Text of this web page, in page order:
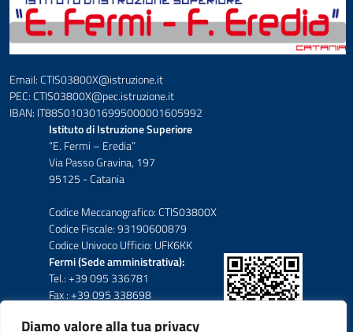
Diamo valore alla tua privacy
Email: CTIS03800X@istruzione.it
PEC: CTIS03800X@pec.istruzione.it
IBAN: IT88S0103016995000001605992
Istituto di Istruzione Superiore
“E. Fermi – Eredia”
Via Passo Gravina, 197
95125 - Catania
Codice Meccanografico: CTIS03800X
Codice Fiscale: 93190600879
Codice Univoco Ufficio: UFK6KK
Fermi (Sede amministrativa):
Tel.: +39 095 336781
Fax : +39 095 338698
Eredia-Deodato: